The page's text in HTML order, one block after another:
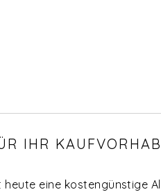
IHR
heute eine kostengünstige